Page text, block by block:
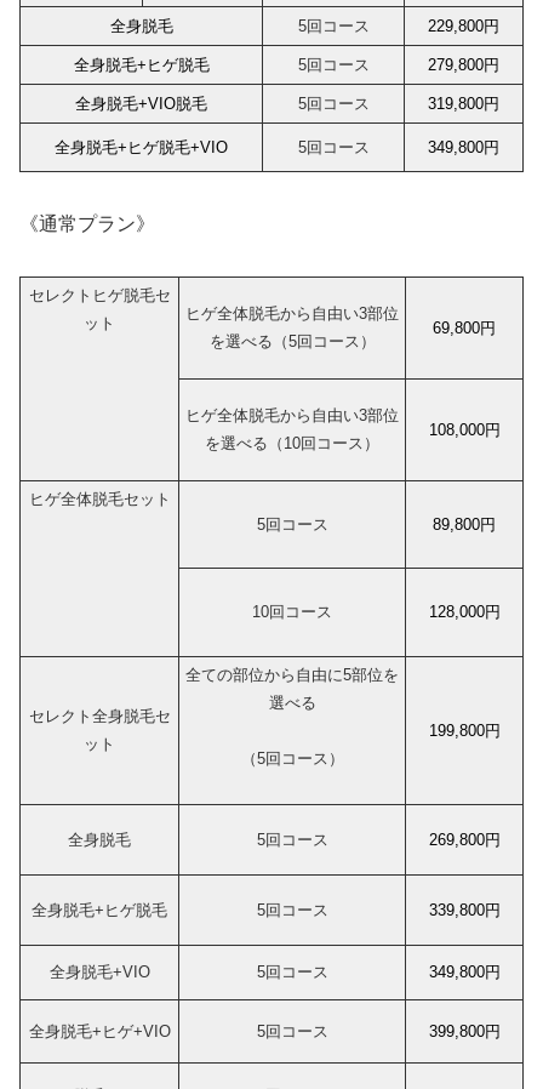
全身脱毛 5回コース 229,800円
全身脱毛+ヒゲ脱毛 5回コース 279,800円
全身脱毛+VIO脱毛 5回コース 319,800円
全身脱毛+ヒゲ脱毛+VIO 5回コース 349,800円
《通常プラン》
セレクトヒゲ脱毛セ
ット
ヒゲ全体脱毛から自由い3部位
を選べる（5回コース）
69,800円
ヒゲ全体脱毛から自由い3部位
を選べる（10回コース）
108,000円
ヒゲ全体脱毛セット
5回コース
89,800円
10回コース 128,000円
セレクト全身脱毛セ
ット
全ての部位から自由に5部位を
選べる
（5回コース）
199,800円
全身脱毛 5回コース 269,800円
全身脱毛+ヒゲ脱毛 5回コース 339,800円
全身脱毛+VIO 5回コース 349,800円
全身脱毛+ヒゲ+VIO 5回コース 399,800円